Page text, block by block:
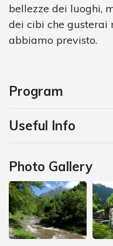
bellezze dei luoghi,
dei cibi che gusterai
abbiamo previsto.
Program
Useful Info
Photo Gallery